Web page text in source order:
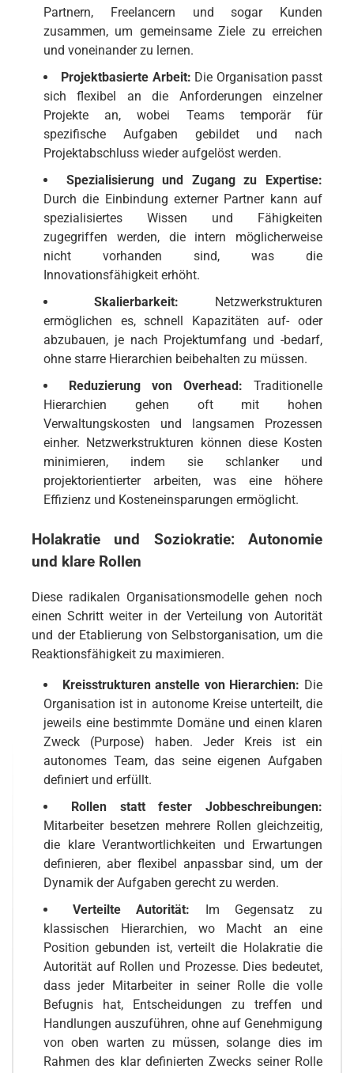
Partnern, Freelancern und sogar Kunden
zusammen, um gemeinsame Ziele zu erreichen
und voneinander zu lernen.
Projektbasierte Arbeit: Die Organisation passt
sich flexibel an die Anforderungen einzelner
Projekte an, wobei Teams temporär für
spezifische Aufgaben gebildet und nach
Projektabschluss wieder aufgelöst werden.
Spezialisierung und Zugang zu Expertise:
Durch die Einbindung externer Partner kann auf
spezialisiertes Wissen und Fähigkeiten
zugegriffen werden, die intern möglicherweise
nicht vorhanden sind, was die
Innovationsfähigkeit erhöht.
Skalierbarkeit: Netzwerkstrukturen
ermöglichen es, schnell Kapazitäten auf- oder
abzubauen, je nach Projektumfang und -bedarf,
ohne starre Hierarchien beibehalten zu müssen.
Reduzierung von Overhead: Traditionelle
Hierarchien gehen oft mit hohen
Verwaltungskosten und langsamen Prozessen
einher. Netzwerkstrukturen können diese Kosten
minimieren, indem sie schlanker und
projektorientierter arbeiten, was eine höhere
Effizienz und Kosteneinsparungen ermöglicht.
Holakratie und Soziokratie: Autonomie
und klare Rollen
Diese radikalen Organisationsmodelle gehen noch
einen Schritt weiter in der Verteilung von Autorität
und der Etablierung von Selbstorganisation, um die
Reaktionsfähigkeit zu maximieren.
Kreisstrukturen anstelle von Hierarchien: Die
Organisation ist in autonome Kreise unterteilt, die
jeweils eine bestimmte Domäne und einen klaren
Zweck (Purpose) haben. Jeder Kreis ist ein
autonomes Team, das seine eigenen Aufgaben
definiert und erfüllt.
Rollen statt fester Jobbeschreibungen:
Mitarbeiter besetzen mehrere Rollen gleichzeitig,
die klare Verantwortlichkeiten und Erwartungen
definieren, aber flexibel anpassbar sind, um der
Dynamik der Aufgaben gerecht zu werden.
Verteilte Autorität: Im Gegensatz zu
klassischen Hierarchien, wo Macht an eine
Position gebunden ist, verteilt die Holakratie die
Autorität auf Rollen und Prozesse. Dies bedeutet,
dass jeder Mitarbeiter in seiner Rolle die volle
Befugnis hat, Entscheidungen zu treffen und
Handlungen auszuführen, ohne auf Genehmigung
von oben warten zu müssen, solange dies im
Rahmen des klar definierten Zwecks seiner Rolle